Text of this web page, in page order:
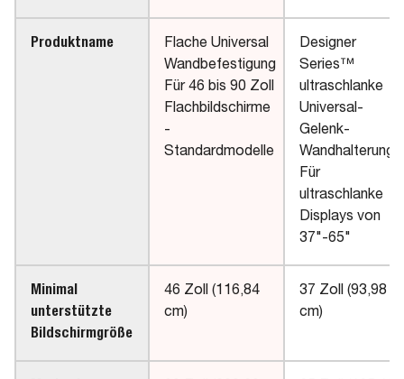
Produktname
Flache Universal
Wandbefestigung
Für 46 bis 90 Zoll
Flachbildschirme
-
Standardmodelle
Designer
Series™
ultraschlanke
Universal-
Gelenk-
Wandhalterung
Für
ultraschlanke
Displays von
37"-65"
Minimal
unterstützte
Bildschirmgröße
46 Zoll (116,84
cm)
37 Zoll (93,98
cm)